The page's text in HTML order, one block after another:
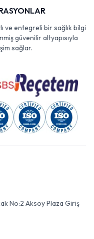
ve entegreli bir sağlık bilgi
güvenilir altyapısıyla
sağlar.
No:2 Aksoy Plaza Giriş